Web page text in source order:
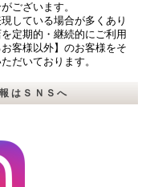
ございます。
現している場合が多くあり
定期的・継続的にご利用
客様以外】のお客様をそ
だいております。
はＳＮＳへ